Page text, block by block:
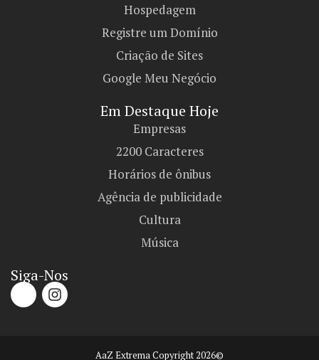
Hospedagem
Registre um Domínio
Criação de Sites
Google Meu Negócio
Em Destaque Hoje
Empresas
2200 Caracteres
Horários de ônibus
Agência de publicidade
Cultura
Música
Siga-Nos
AaZ Extrema Copyright 2026©